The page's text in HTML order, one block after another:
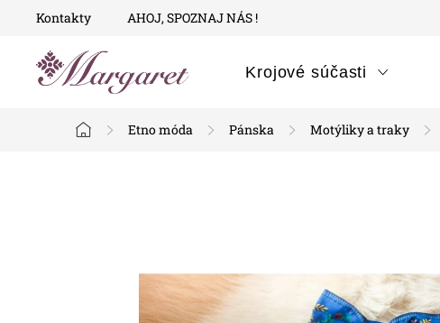
PrejsťKontakty AHOJ, SPOZNAJ NÁS !
Krojové súčasti
Domov
Etno móda Pánska Motýliky a traky